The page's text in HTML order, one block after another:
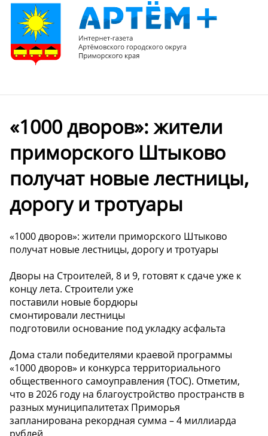
«1000 дворов»: жители
приморского Штыково
получат новые лестницы,
дорогу и тротуары
«1000 дворов»: жители приморского Штыково
получат новые лестницы, дорогу и тротуары
Дворы на Строителей, 8 и 9, готовят к сдаче уже к
концу лета. Строители уже
поставили новые бордюры
смонтировали лестницы
подготовили основание под укладку асфальта
Дома стали победителями краевой программы
«1000 дворов» и конкурса территориального
общественного самоуправления (ТОС). Отметим,
что в 2026 году на благоустройство пространств в
разных муниципалитетах Приморья
запланирована рекордная сумма – 4 миллиарда